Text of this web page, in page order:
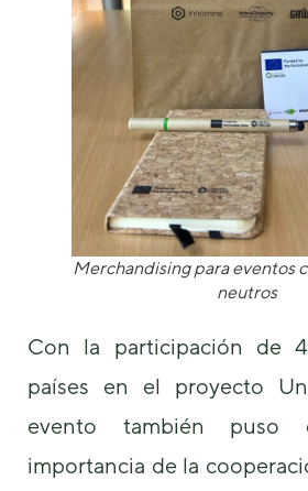
Merchandising para eventos
neutros
Con la participación de
países en el proyecto
evento también puso
importancia de la